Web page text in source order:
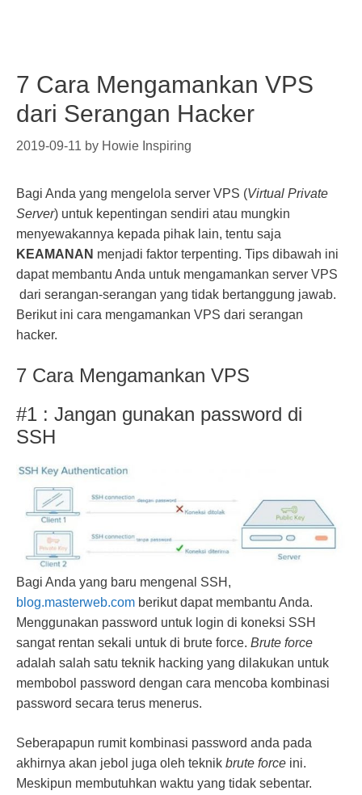
7 Cara Mengamankan VPS
dari Serangan Hacker
2019-09-11 by Howie Inspiring
Bagi Anda yang mengelola server VPS (Virtual Private
Server) untuk kepentingan sendiri atau mungkin
menyewakannya kepada pihak lain, tentu saja
KEAMANAN menjadi faktor terpenting. Tips dibawah ini
dapat membantu Anda untuk mengamankan server VPS
dari serangan-serangan yang tidak bertanggung jawab.
Berikut ini cara mengamankan VPS dari serangan
hacker.
7 Cara Mengamankan VPS
#1 : Jangan gunakan password di
SSH
Bagi Anda yang baru mengenal SSH,
blog.masterweb.com berikut dapat membantu Anda.
Menggunakan password untuk login di koneksi SSH
sangat rentan sekali untuk di brute force. Brute force
adalah salah satu teknik hacking yang dilakukan untuk
membobol password dengan cara mencoba kombinasi
password secara terus menerus.
Seberapapun rumit kombinasi password anda pada
akhirnya akan jebol juga oleh teknik brute force ini.
Meskipun membutuhkan waktu yang tidak sebentar.